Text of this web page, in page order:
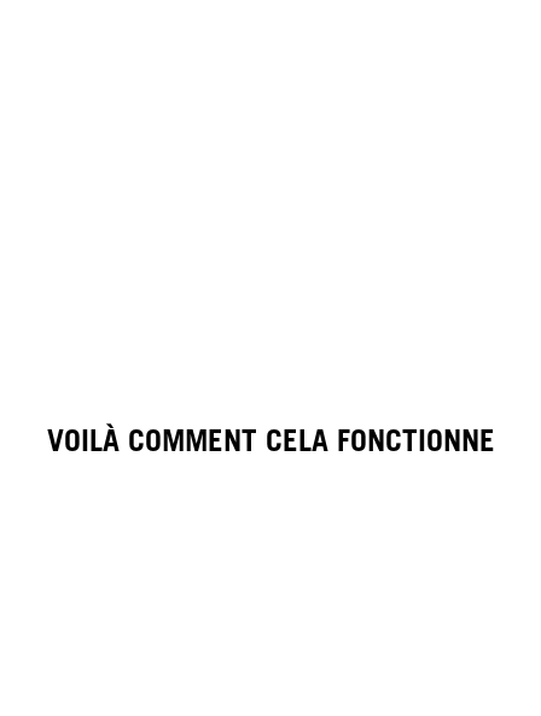
VOILÀ COMMENT CELA FONCTIONNE